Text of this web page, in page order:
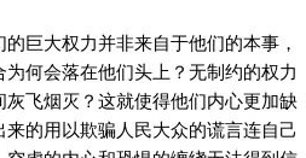
巨大权力并非来自于他们的本事，
何会落在他们头上？无制约的权力
飞烟灭？这就使得他们内心更加缺
的用以欺骗人民大众的谎言连自己